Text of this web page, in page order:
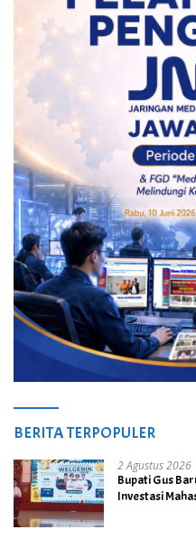
BERITA TERPOPULER
2 Agustus 2026
Bupati Gus
Investasi